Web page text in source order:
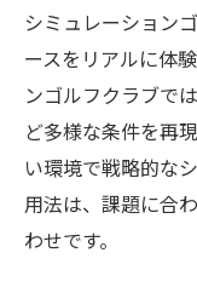
験
インドアゴ
ラブ
インドア
ポイント
プライベ
シミュレーション
ースをリアルに体
ンゴルフクラブで
ど多様な条件を再
い環境で戦略的な
用法は、課題に合
わせです。